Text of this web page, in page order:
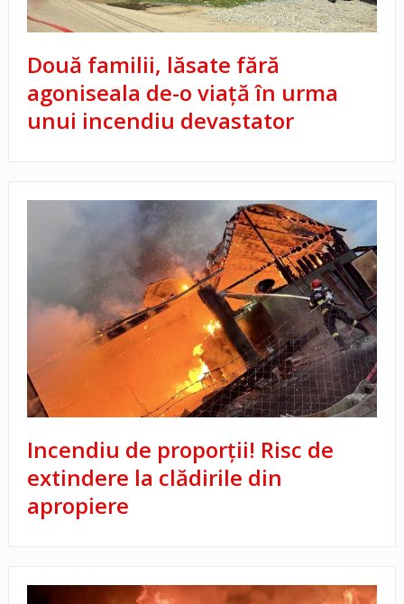
Două familii, lăsate fără
agoniseala de-o viață în urma
unui incendiu devastator
Incendiu de proporții! Risc de
extindere la clădirile din
apropiere